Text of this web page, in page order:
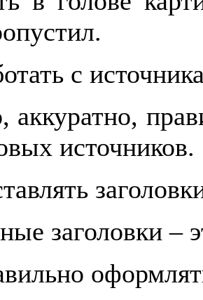
с
аккуратно,
источников.
заголовки –